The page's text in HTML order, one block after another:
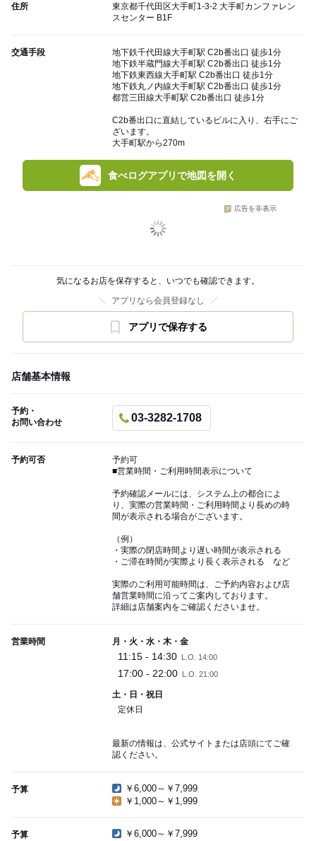
住所
東京都千代田区大手町1-3-2 大手町カンファレン
スセンター B1F
交通手段
地下鉄千代田線大手町駅 C2b番出口 徒歩1分
地下鉄半蔵門線大手町駅 C2b番出口 徒歩1分
地下鉄東西線大手町駅 C2b番出口 徒歩1分
地下鉄丸ノ内線大手町駅 C2b番出口 徒歩1分
都営三田線大手町駅 C2b番出口 徒歩1分
C2b番出口に直結しているビルに入り、右手にご
ざいます。
大手町駅から270m
食べログアプリで地図を開く
広告を非表示
気になるお店を保存すると、いつでも確認できます。
アプリなら会員登録なし
アプリで保存する
店舗基本情報
予約・
お問い合わせ
03-3282-1708
予約可否
予約可
■営業時間・ご利用時間表示について
予約確認メールには、システム上の都合によ
り、実際の営業時間・ご利用時間より長めの時
間が表示される場合がございます。
（例）
・実際の閉店時間より遅い時間が表示される
・ご滞在時間が実際より長く表示される など
実際のご利用可能時間は、ご予約内容および店
舗営業時間に沿ってご案内しております。
詳細は店舗案内をご確認くださいませ。
営業時間 月・火・水・木・金
11:15 - 14:30 L.O. 14:00
17:00 - 22:00 L.O. 21:00
土・日・祝日
定休日
最新の情報は、公式サイトまたは店頭にてご確
認ください。
予算
￥6,000～￥7,999
￥1,000～￥1,999
予算 ￥6,000～￥7,999